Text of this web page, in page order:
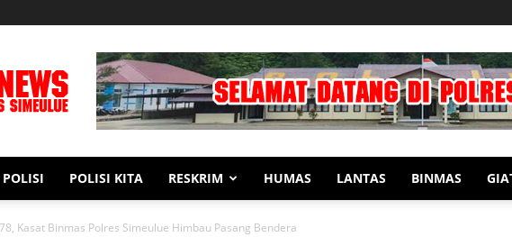
POLISI KITA RESKRIM HUMAS LANTAS BINMAS
Kasat Binmas Polres Simeulue Himbau Pasang Bendera